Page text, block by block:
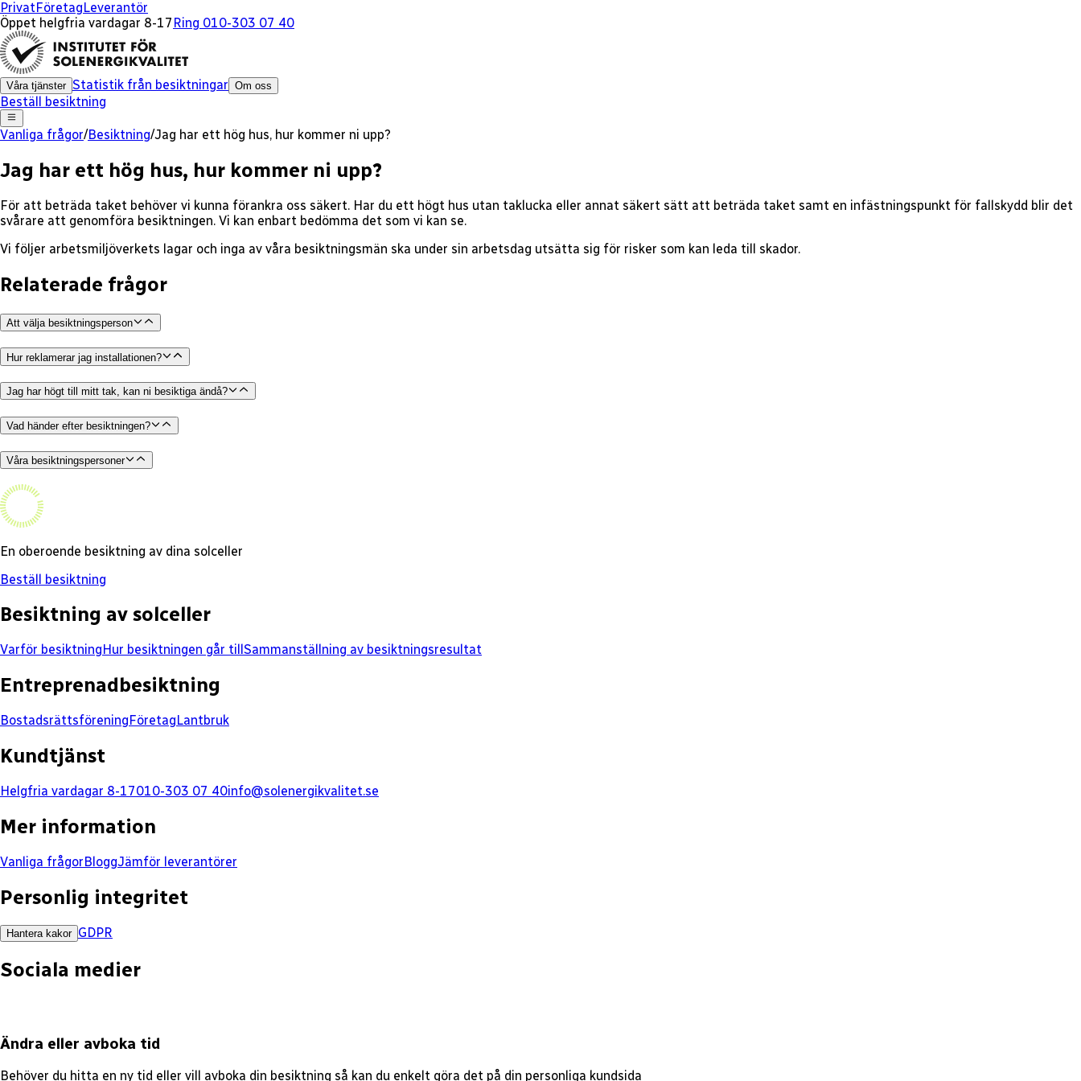
PrivatFöretagLeverantör
Öppet helgfria vardagar 8-17 Ring 010-303 07 40
Våra tjänster Statistik från besiktningar Om oss
Beställ besiktning
Vanliga frågor/Besiktning/Jag har ett hög hus, hur kommer ni upp?
Jag har ett hög hus, hur kommer ni upp?
För att beträda taket behöver vi kunna förankra oss säkert. Har du ett högt hus utan taklucka eller annat säkert sätt att beträda taket samt en infästningspunkt för fallskydd blir det
svårare att genomföra besiktningen. Vi kan enbart bedömma det som vi kan se.
Vi följer arbetsmiljöverkets lagar och inga av våra besiktningsmän ska under sin arbetsdag utsätta sig för risker som kan leda till skador.
Relaterade frågor
Att välja besiktningsperson
Hur reklamerar jag installationen?
Jag har högt till mitt tak, kan ni besiktiga ändå?
Vad händer efter besiktningen?
Våra besiktningspersoner
En oberoende besiktning av dina solceller
Beställ besiktning
Besiktning av solceller
Varför besiktningHur besiktningen går till Sammanställning av besiktningsresultat
Entreprenadbesiktning
BostadsrättsföreningFöretagLantbruk
Kundtjänst
Helgfria vardagar 8-17010-303 07 40info@solenergikvalitet.se
Mer information
Vanliga frågorBloggJämför leverantörer
Personlig integritet
Hantera kakor GDPR
Sociala medier
Ändra eller avboka tid
Behöver du hitta en ny tid eller vill avboka din besiktning så kan du enkelt göra det på din personliga kundsida